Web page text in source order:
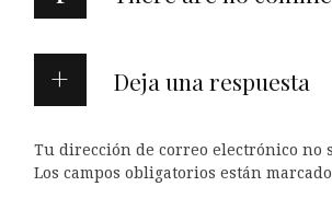
Deja una respuesta
Tu dirección de correo electrónico no
Los campos obligatorios están